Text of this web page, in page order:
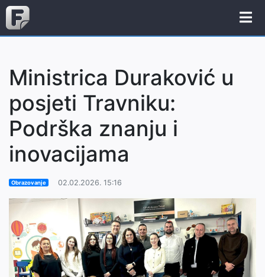
Ministrica Duraković u
posjeti Travniku:
Podrška znanju i
inovacijama
Obrazovanje 02.02.2026. 15:16